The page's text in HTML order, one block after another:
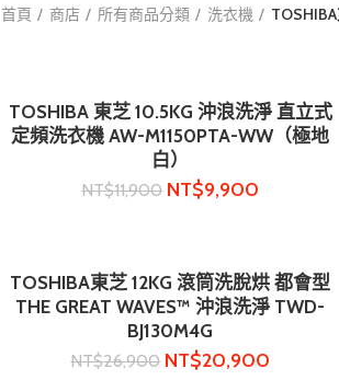
首頁 商店 所有商品分類 洗衣機
加入購物車
TOSHIBA 東芝 10.5KG 沖浪洗淨 直立式
定頻洗衣機 AW-M1150PTA-WW（極地
白）
NT$11,900 NT$9,900
加入購物車
TOSHIBA東芝 12KG 滾筒洗脫烘 都會型
THE GREAT WAVES™ 沖浪洗淨 TWD-
BJ130M4G
NT$26,900 NT$20,900